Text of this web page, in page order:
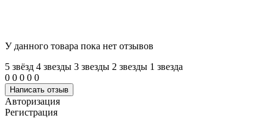
У данного товара пока нет отзывов
5 звёзд 4 звeзды 3 звeзды 2 звeзды 1 звeзда
0 0 0 0 0
Написать отзыв
Авторизация
Регистрация